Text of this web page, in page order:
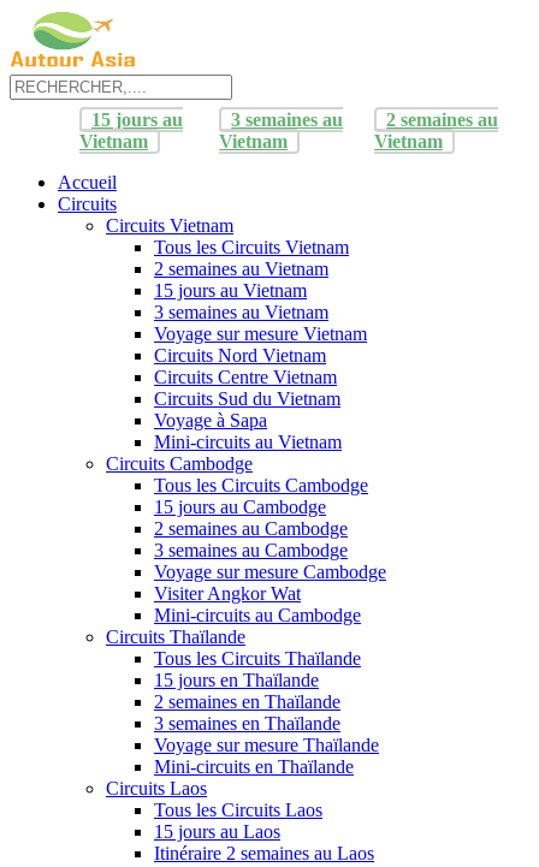
15 jours au
Vietnam
3 semaines au
Vietnam
2 semaines au
Vietnam
Accueil
Circuits
Circuits Vietnam
Tous les Circuits Vietnam
2 semaines au Vietnam
15 jours au Vietnam
3 semaines au Vietnam
Voyage sur mesure Vietnam
Circuits Nord Vietnam
Circuits Centre Vietnam
Circuits Sud du Vietnam
Voyage à Sapa
Mini-circuits au Vietnam
Circuits Cambodge
Tous les Circuits Cambodge
15 jours au Cambodge
2 semaines au Cambodge
3 semaines au Cambodge
Voyage sur mesure Cambodge
Visiter Angkor Wat
Mini-circuits au Cambodge
Circuits Thaïlande
Tous les Circuits Thaïlande
15 jours en Thaïlande
2 semaines en Thaïlande
3 semaines en Thaïlande
Voyage sur mesure Thaïlande
Mini-circuits en Thaïlande
Circuits Laos
Tous les Circuits Laos
15 jours au Laos
Itinéraire 2 semaines au Laos